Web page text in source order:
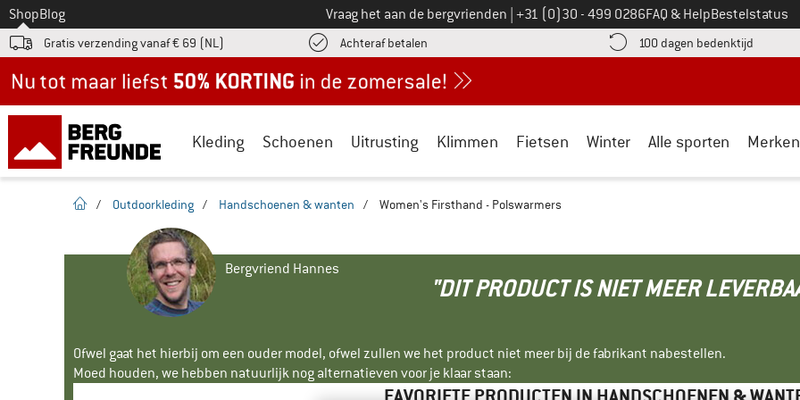
Naar
ShopBlog Vraag het aan de bergvrienden Bel ons op
+31 (0)30 - 499 0286FAQ & HelpBestelstatus
Gratis verzending vanaf € 69 (NL) Achteraf betalen vind de betalingsinformatie hier! Opent in een infovak
100 dagen bedenktijd Vind
Kleding Schoenen Uitrusting Klimmen Fietsen Winter Alle sporten Merken
Startpagina
/ Outdoorkleding / Handschoenen & wanten / Women's Firsthand - Polswarmers
Bergvriend Hannes
"DIT PRODUCT IS NIET MEER
Ofwel gaat het hierbij om een ouder model, ofwel zullen we het product niet meer bij de fabrikant nabestellen.
Moed houden, we hebben natuurlijk nog alternatieven voor je klaar staan: